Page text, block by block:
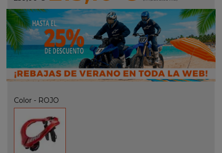
Color - ROJO